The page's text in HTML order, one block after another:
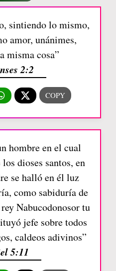
sintiendo lo mismo,
amor, unánimes,
misma cosa”
2:2
hombre en el cual
dioses santos, en
se halló en él luz
como sabiduría de
Nabucodonosor tu
jefe sobre todos
caldeos adivinos”
5:11